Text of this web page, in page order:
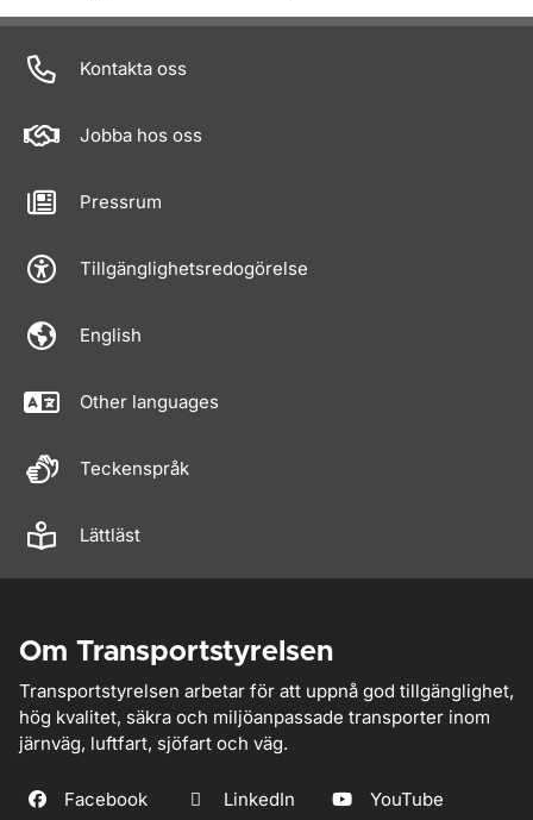
Kontakta oss
Jobba hos oss
Pressrum
Tillgänglighetsredogörelse
English
Other languages
Teckenspråk
Lättläst
Om Transportstyrelsen
Transportstyrelsen arbetar för att uppnå god tillgänglighet,
hög kvalitet, säkra och miljöanpassade transporter inom
järnväg, luftfart, sjöfart och väg.
Facebook LinkedIn YouTube